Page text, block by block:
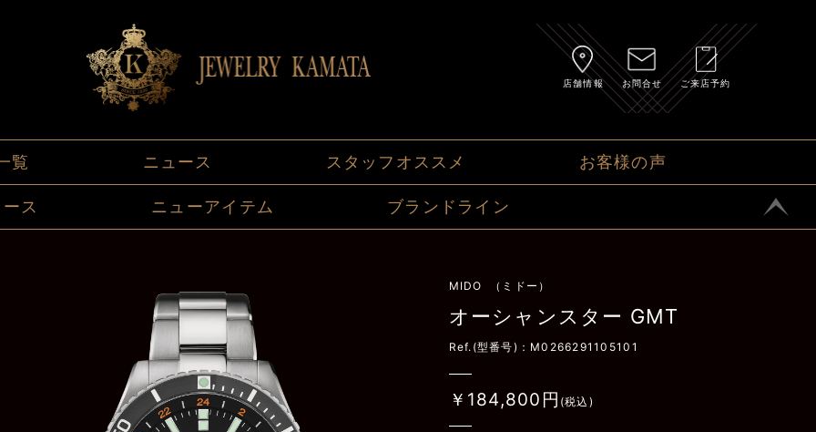
店舗情報 お問合せ ご来店予約
覧 ニュース スタッフオススメ お客様の声
ス ニューアイテム ブランドライン
MIDO （ミドー）
オーシャンスター GMT
Ref.(型番号)：M0266291105101
￥184,800円 (税込)